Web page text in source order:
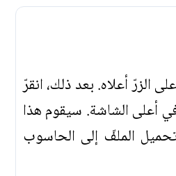
الزرّ أعلاه. بعد ذلك، انقرّ
أعلى الشاشة. سيقوم هذا
الملفّ إلى الحاسوب